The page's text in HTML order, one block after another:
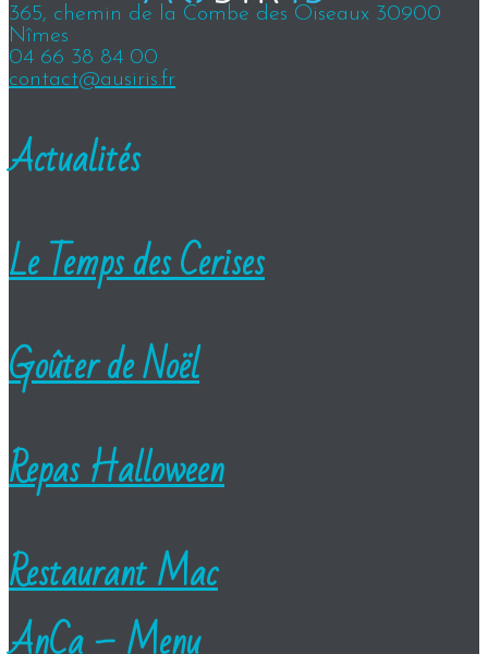
365, chemin de la Combe des Oiseaux 30900
Nîmes
04 66 38 84 00
contact@ausiris.fr
Actualités
Le Temps des Cerises
Goûter de Noël
Repas Halloween
Restaurant Mac